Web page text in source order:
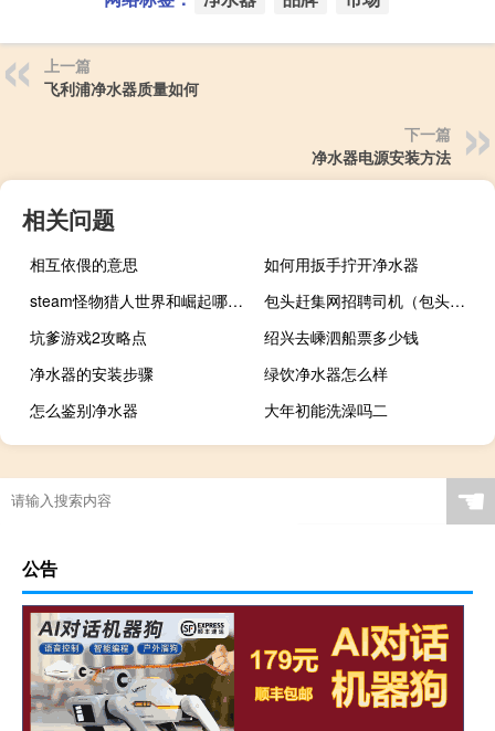
上一篇
飞利浦净水器质量如何
下一篇
净水器电源安装方法
相关问题
相互依偎的意思
如何用扳手拧开净水器
steam怪物猎人世界和崛起哪个好玩（steam怪物猎人世界多少钱）
包头赶集网招聘司机（包头赶集网）
坑爹游戏2攻略点
绍兴去嵊泗船票多少钱
净水器的安装步骤
绿饮净水器怎么样
怎么鉴别净水器
大年初能洗澡吗二
☚
公告